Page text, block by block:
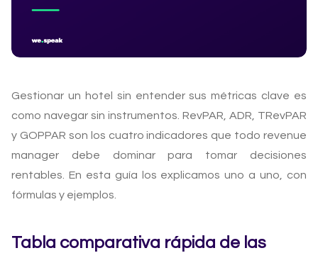
Gestionar un hotel sin entender sus métricas clave es
como navegar sin instrumentos. RevPAR, ADR, TRevPAR
y GOPPAR son los cuatro indicadores que todo revenue
manager debe dominar para tomar decisiones
rentables. En esta guía los explicamos uno a uno, con
fórmulas y ejemplos.
Tabla comparativa rápida de las